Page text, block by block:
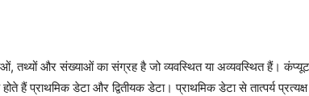
तथ्यों और संख्याओं का संग्रह है जो व्यवस्थित या अव्यवस्थित हैं।
हैं प्राथमिक डेटा और द्वितीयक डेटा। प्राथमिक डेटा से तात्पर्य